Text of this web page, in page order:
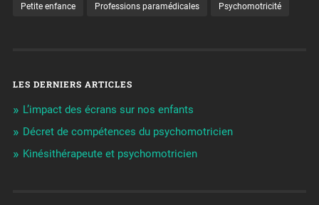
Petite enfance Professions paramédicales Psychomotricité
LES DERNIERS ARTICLES
L’impact des écrans sur nos enfants
Décret de compétences du psychomotricien
Kinésithérapeute et psychomotricien